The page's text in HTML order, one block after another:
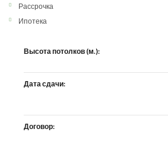
Рассрочка
Ипотека
Высота потолков (м.):
Дата сдачи:
Договор: